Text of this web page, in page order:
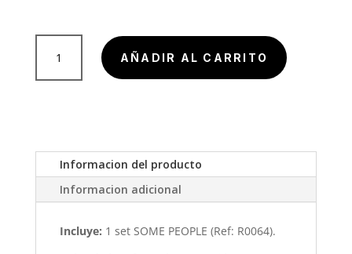
$
Motivador
Some
AÑADIR AL CARRITO
Informacion del producto
Informacion adicional
Incluye: 1 set SOME PEOPLE (Ref: R0064).